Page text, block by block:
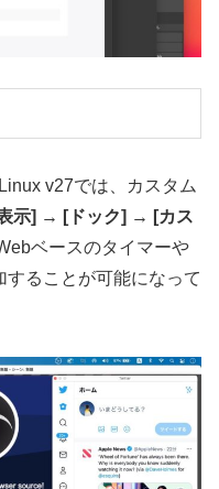
v27では、カスタム
示] → [ドック] → [カス
ベースのタイマーや
ることが可能になって